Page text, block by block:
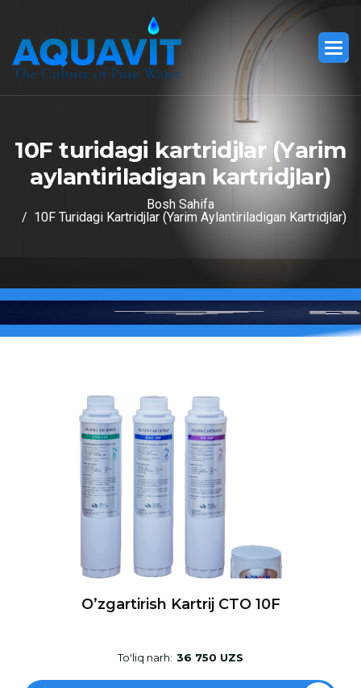
10F turidagi kartridjlar (Yarim
aylantiriladigan kartridjlar)
Bosh Sahifa
10F Turidagi Kartridjlar (Yarim Aylantiriladigan Kartridjlar)
O’zgartirish Kartrij CTO 10F
To'liq narh: 36 750 UZS